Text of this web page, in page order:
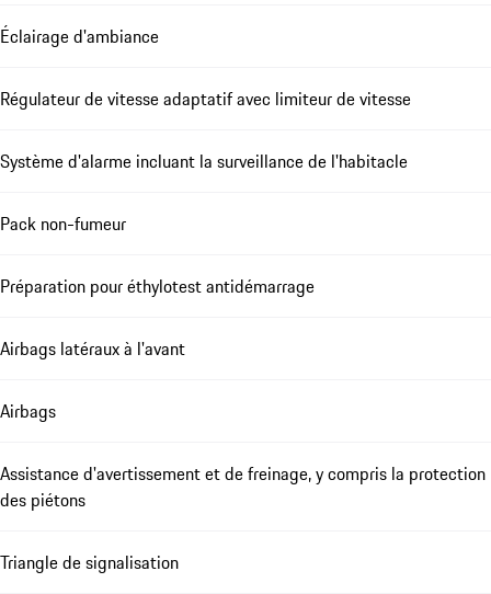
Éclairage d'ambiance
Régulateur de vitesse adaptatif avec limiteur de vitesse
Système d'alarme incluant la surveillance de l'habitacle
Pack non-fumeur
Préparation pour éthylotest antidémarrage
Airbags latéraux à l'avant
Airbags
Assistance d'avertissement et de freinage, y compris la protection
des piétons
Triangle de signalisation